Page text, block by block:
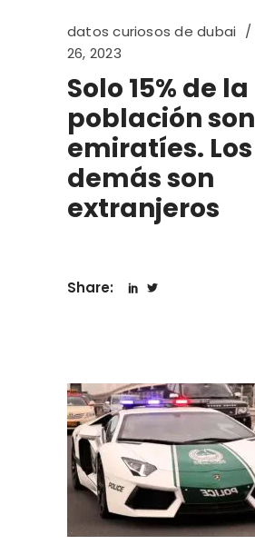
datos curiosos de dubai
26, 2023
Solo 15% de la
población son
emiratíes. Los
demás son
extranjeros
Share: